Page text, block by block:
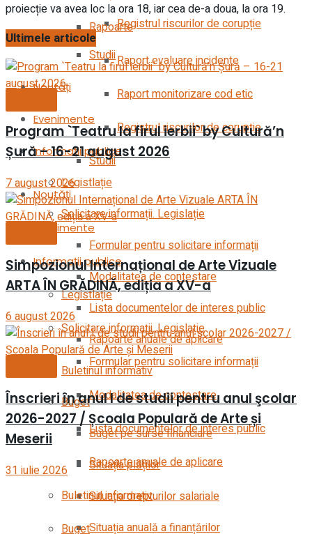
Registrul riscurilor de corupție
Studii
Noutăți
Evenimente
Informații publice
Legistlație
Solicitare informații. Legislație
Formular pentru solicitare informații
Modalitatea de contestare
Lista documentelor de interes public
Rapoarte anuale de aplicare
Buletinul informativ
Buget
Buget pe surse financiare
Situația plăților
Situația drepturilor salariale
Situația anuală a finanțărilor
Rapoarte
Raport evaluare incidente
Raport monitorizare cod etic
Registrul riscurilor de corupție
Studii
Noutăți
Evenimente
Informații publice
Legistlație
Solicitare informații. Legislație
Formular pentru solicitare informații
Modalitatea de contestare
Lista documentelor de interes public
Rapoarte anuale de aplicare
Buletinul informativ
Buget
proiecție va avea loc la ora 18, iar cea de-a doua, la ora 19.
Ultimele articole
Program `Teatru la firul ierbii` by Cultură’n
Șură – 16-21 august 2026
7 august 2026
Simpozionul Internațional de Arte Vizuale
ARTA ÎN GRĂDINĂ, ediția a XV-a
6 august 2026
Înscrieri în anul I de studii pentru anul şcolar
2026-2027 / Școala Populară de Arte și
Meserii
31 iulie 2026